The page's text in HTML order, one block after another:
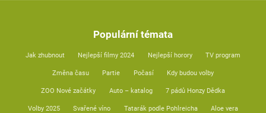
Populární témata
Jak zhubnout Nejlepší filmy 2024 Nejlepší horory TV program
Změna času Partie Počasí Kdy budou volby
ZOO Nové začátky Auto – katalog 7 pádů Honzy Dědka
Volby 2025 Svařené víno Tatarák podle Pohlreicha Aloe vera